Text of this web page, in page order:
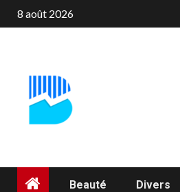
Aller
au
8 août 2026
Beauté Divers